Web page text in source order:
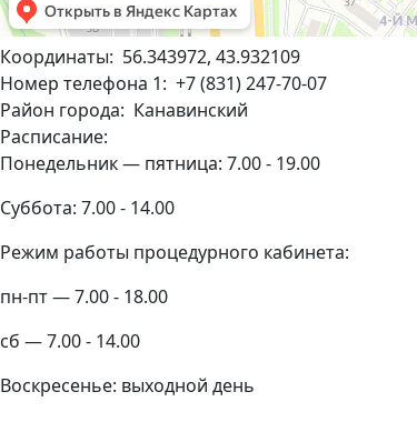
Координаты: 56.343972, 43.932109
Номер телефона 1: +7 (831) 247-70-07
Район города: Канавинский
Расписание:
Понедельник — пятница: 7.00 - 19.00
Суббота: 7.00 - 14.00
Режим работы процедурного кабинета:
пн-пт — 7.00 - 18.00
сб — 7.00 - 14.00
Воскресенье: выходной день